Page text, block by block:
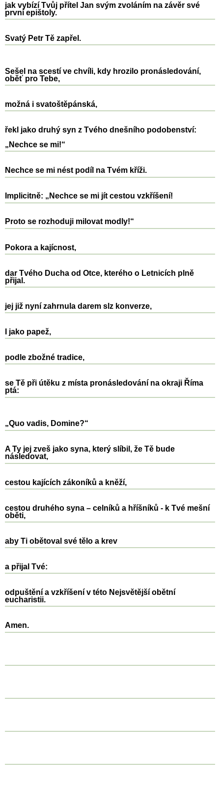
jak vybízí Tvůj přítel Jan svým zvoláním na závěr své
první epištoly.
Svatý Petr Tě zapřel.
Sešel na scestí ve chvíli, kdy hrozilo pronásledování,
oběť pro Tebe,
možná i svatoštěpánská,
řekl jako druhý syn z Tvého dnešního podobenství:
„Nechce se mi!“
Nechce se mi nést podíl na Tvém kříži.
Implicitně: „Nechce se mi jít cestou vzkříšení!
Proto se rozhoduji milovat modly!“
Pokora a kajícnost,
dar Tvého Ducha od Otce, kterého o Letnicích plně
přijal.
jej již nyní zahrnula darem slz konverze,
I jako papež,
podle zbožné tradice,
se Tě při útěku z místa pronásledování na okraji Říma
ptá:
„Quo vadis, Domine?“
A Ty jej zveš jako syna, který slíbil, že Tě bude
následovat,
cestou kajících zákoníků a kněží,
cestou druhého syna – celníků a hříšníků - k Tvé mešní
oběti,
aby Ti obětoval své tělo a krev
a přijal Tvé:
odpuštění a vzkříšení v této Nejsvětější obětní
eucharistii.
Amen.